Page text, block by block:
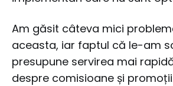
Am găsit câteva mici
aceasta, iar faptul că le-am
presupune servirea mai
despre comisioane și